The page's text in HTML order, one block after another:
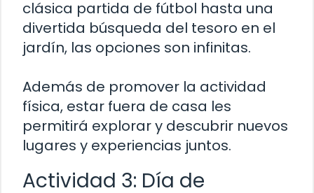
clásica partida de fútbol hasta una
divertida búsqueda del tesoro en el
jardín, las opciones son infinitas.
Además de promover la actividad
física, estar fuera de casa les
permitirá explorar y descubrir nuevos
lugares y experiencias juntos.
Actividad 3: Día de